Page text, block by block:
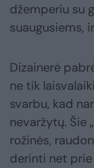
džemperiu su
suaugusiems,
Dizainerė
ne tik
svarbu, kad
nevaržytų. Šie
rožinės,
derinti net prie